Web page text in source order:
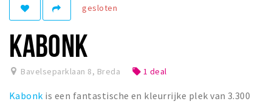
Musea, theaters & podia
Uitjes & activiteiten
gesloten
KABONK
Bavelseparklaan 8, Breda local_offer 1 deal
Kabonk is een fantastische en kleurrijke plek van 3.300